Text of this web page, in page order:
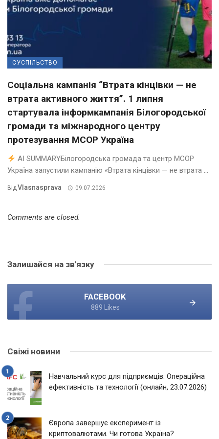
СУСПІЛЬСТВО
Соціальна кампанія “Втрата кінцівки — не
втрата активного життя”. 1 липня
стартувала інформкампанія Білогородської
громади та міжнародного центру
протезування МСОР Україна
AI SUMMARYБілогородська громада та центр МСОР
Україна запустили кампанію «Втрата кінцівки — не втрата ...
ВідVlasnasprava 09.07.2026
Comments are closed.
Залишайся на зв'язку
FACEBOOK
889 Likes
Свіжі новини
Навчальний курс для підприємців: Операційна
ефективність та технології (онлайн, 23.07.2026)
Європа завершує експеримент із
криптовалютами. Чи готова Україна?